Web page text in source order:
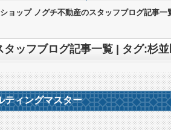
ョップ ノグチ不動産のスタッフブログ記事
ティングマスター